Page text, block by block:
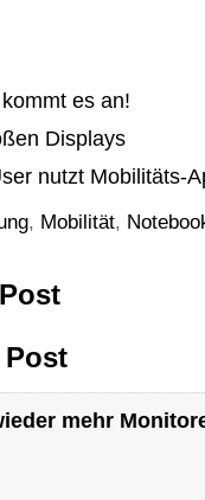
es an!
Displays
nutzt Mobilitäts-
, Mobilität,
Post
mehr